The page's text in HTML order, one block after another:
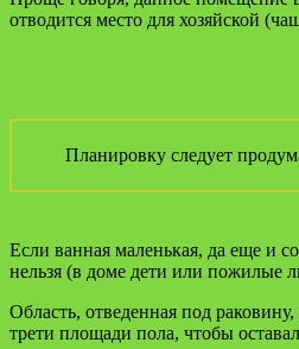
отводится место для хозяйской
Планировку следует
Если ванная маленькая, да еще и
нельзя (в доме дети или пожилые
Область, отведенная под
трети площади пола, чтобы